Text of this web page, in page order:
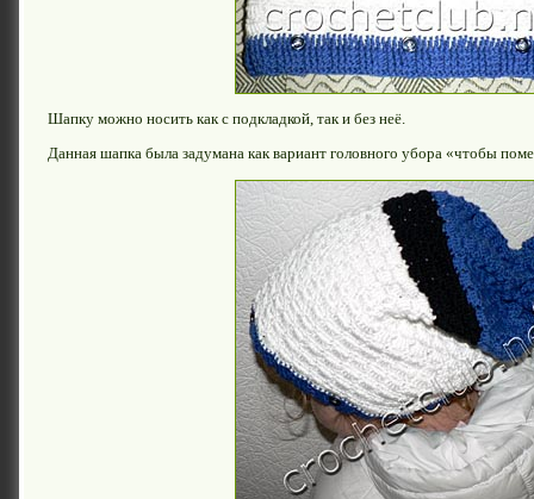
Шапку можно носить как с подкладкой, так и без неё.
Данная шапка была задумана как вариант головного убора «чтобы